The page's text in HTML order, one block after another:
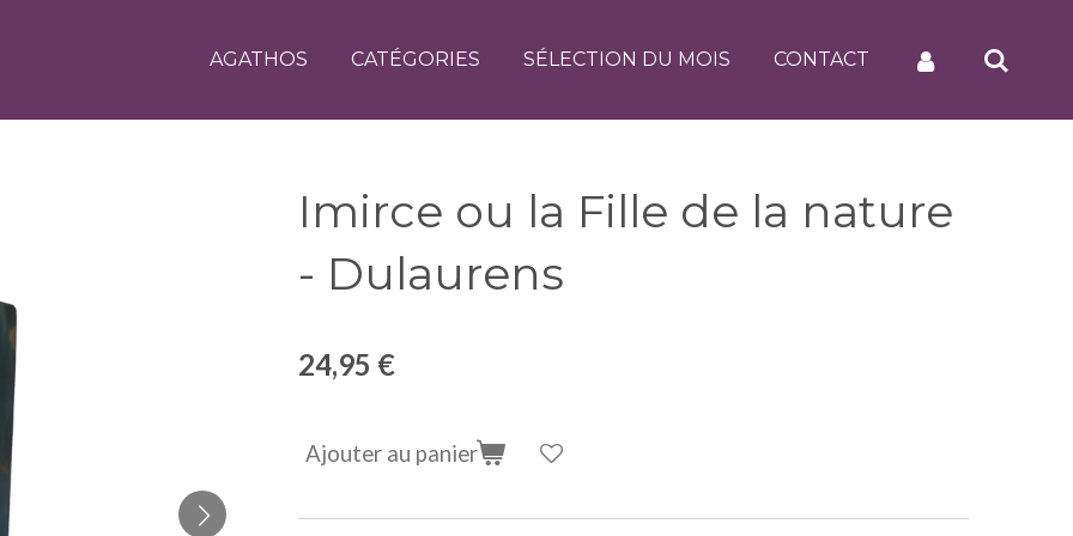
AGATHOS CATÉGORIES SÉLECTION DU MOIS CONTACT
Imirce ou la Fille de la nature
- Dulaurens
24,95 €
Ajouter au panier